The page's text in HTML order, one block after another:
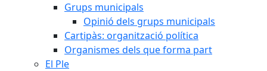
Grups municipals
Opinió dels grups municipals
Cartipàs: organització política
Organismes dels que forma part
El Ple